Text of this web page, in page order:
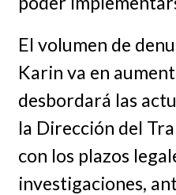
El volumen de
Karin va en
desbordará las
la Dirección del
con los plazos
investigaciones,